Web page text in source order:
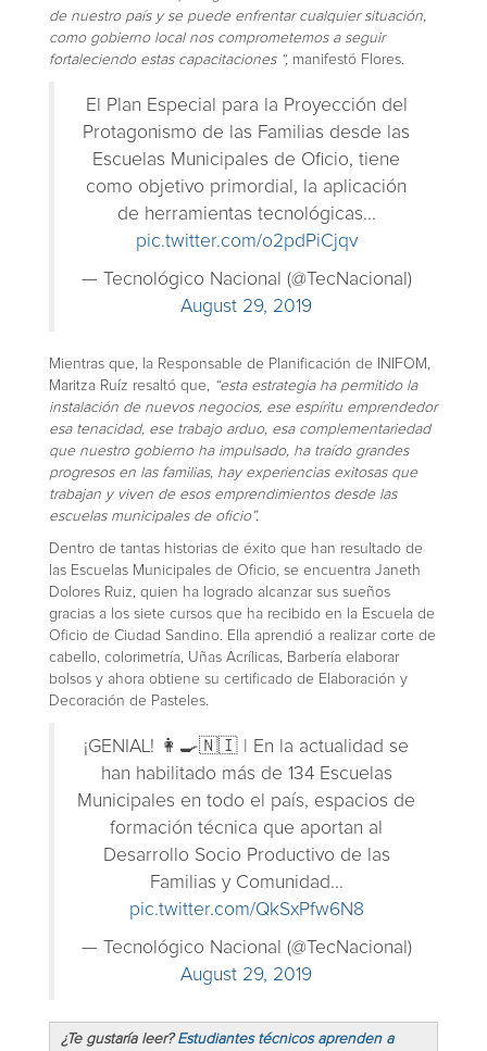
de nuestro país y se puede enfrentar cualquier situación,
como gobierno local nos comprometemos a seguir
fortaleciendo estas capacitaciones “, manifestó Flores.
El Plan Especial para la Proyección del
Protagonismo de las Familias desde las
Escuelas Municipales de Oficio, tiene
como objetivo primordial, la aplicación
de herramientas tecnológicas...
pic.twitter.com/o2pdPiCjqv
— Tecnológico Nacional (@TecNacional)
August 29, 2019
Mientras que, la Responsable de Planificación de INIFOM,
Maritza Ruíz resaltó que,
“esta estrategia ha permitido la
instalación de nuevos negocios, ese espíritu emprendedor
esa tenacidad, ese trabajo arduo, esa complementariedad
que nuestro gobierno ha impulsado, ha traído grandes
progresos en las familias, hay experiencias exitosas que
trabajan y viven de esos emprendimientos desde las
escuelas municipales de oficio”.
Dentro de tantas historias de éxito que han resultado de
las Escuelas Municipales de Oficio, se encuentra Janeth
Dolores Ruiz, quien ha logrado alcanzar sus sueños
gracias a los siete cursos que ha recibido en la Escuela de
Oficio de Ciudad Sandino. Ella aprendió a realizar corte de
cabello, colorimetría, Uñas Acrílicas, Barbería elaborar
bolsos y ahora obtiene su certificado de Elaboración y
Decoración de Pasteles.
¡GENIAL! 👩‍🍳🇳🇮 | En la actualidad se
han habilitado más de 134 Escuelas
Municipales en todo el país, espacios de
formación técnica que aportan al
Desarrollo Socio Productivo de las
Familias y Comunidad...
pic.twitter.com/QkSxPfw6N8
— Tecnológico Nacional (@TecNacional)
August 29, 2019
¿Te gustaría leer?Estudiantes técnicos aprenden a